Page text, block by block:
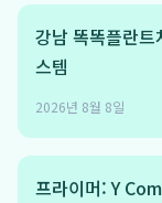
강남 똑똑플란
스템
2026년 8월 8일
프라이머: Y